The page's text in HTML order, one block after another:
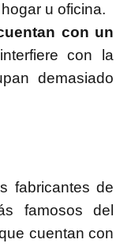
u oficina.
con un
con la
demasiado
fabricantes de
famosos del
cuentan con